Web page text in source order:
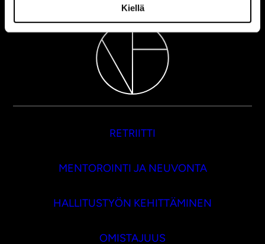
Kiellä
RETRIITTI
MENTOROINTI JA NEUVONTA
HALLITUSTYÖN KEHITTÄMINEN
OMISTAJUUS